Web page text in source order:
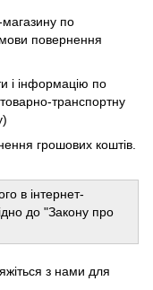
по
повернення
і інформацію по
транспортну
грошових коштів.
в інтернет-
до "Закону про
з нами для